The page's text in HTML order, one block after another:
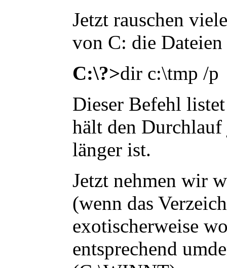
Jetzt rauschen
von C: die Dateien
C:\?>dir c:\tmp /p
Dieser Befehl
hält den
länger ist.
Jetzt nehmen wir
(wenn das
exotischerweise
entsprechend